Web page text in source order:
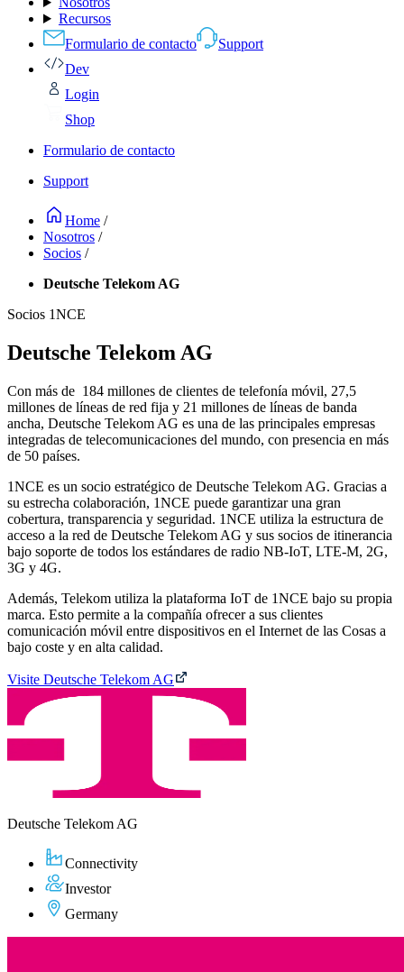
Recursos
Formulario de contacto
Support
Dev
Login
Shop
Formulario de contacto
Support
Home /
Nosotros /
Socios /
Deutsche Telekom AG
Socios 1NCE
Deutsche Telekom AG
Con más de 184 millones de clientes de telefonía móvil, 27,5
millones de líneas de red fija y 21 millones de líneas de banda
ancha, Deutsche Telekom AG es una de las principales empresas
integradas de telecomunicaciones del mundo, con presencia en más
de 50 países.
1NCE es un socio estratégico de Deutsche Telekom AG. Gracias a
su estrecha colaboración, 1NCE puede garantizar una gran
cobertura, transparencia y seguridad. 1NCE utiliza la estructura de
acceso a la red de Deutsche Telekom AG y sus socios de itinerancia
bajo soporte de todos los estándares de radio NB-IoT, LTE-M, 2G,
3G y 4G.
Además, Telekom utiliza la plataforma IoT de 1NCE bajo su propia
marca. Esto permite a la compañía ofrecer a sus clientes
comunicación móvil entre dispositivos en el Internet de las Cosas a
bajo coste y en alta calidad.
Visite Deutsche Telekom AG
Deutsche Telekom AG
Connectivity
Investor
Germany